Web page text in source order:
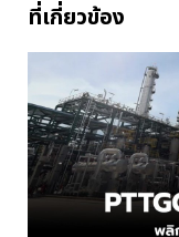
ที่เกี่ยวข้อง